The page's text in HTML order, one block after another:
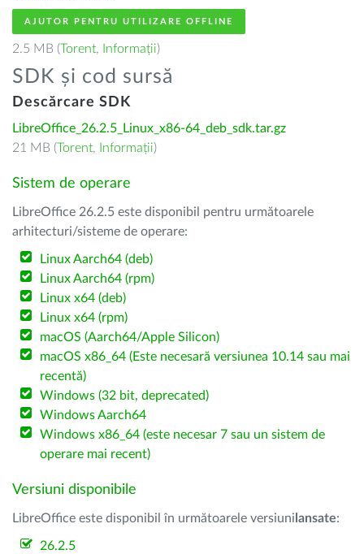
AJUTOR PENTRU UTILIZARE OFFLINE
2.5 MB (Torent, Informații)
SDK și cod sursă
Descărcare SDK
LibreOffice_26.2.5_Linux_x86-64_deb_sdk.tar.gz
21 MB (Torent, Informații)
Sistem de operare
LibreOffice 26.2.5 este disponibil pentru următoarele
arhitecturi/sisteme de operare:
Linux Aarch64 (deb)
Linux Aarch64 (rpm)
Linux x64 (deb)
Linux x64 (rpm)
macOS (Aarch64/Apple Silicon)
macOS x86_64 (Este necesară versiunea 10.14 sau mai
recentă)
Windows (32 bit, deprecated)
Windows Aarch64
Windows x86_64 (este necesar 7 sau un sistem de
operare mai recent)
Versiuni disponibile
LibreOffice este disponibil în următoarele versiuni lansate:
26.2.5